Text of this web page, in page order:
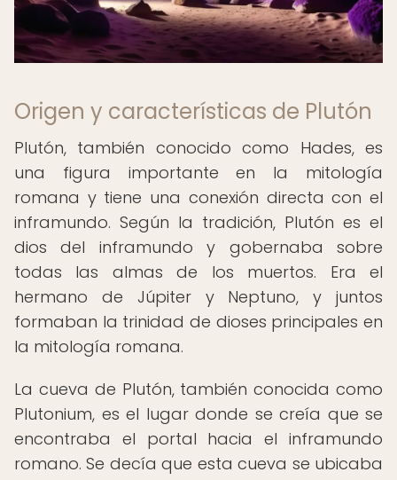
Origen y características de Plutón
Plutón, también conocido como Hades, es
una figura importante en la mitología
romana y tiene una conexión directa con el
inframundo. Según la tradición, Plutón es el
dios del inframundo y gobernaba sobre
todas las almas de los muertos. Era el
hermano de Júpiter y Neptuno, y juntos
formaban la trinidad de dioses principales en
la mitología romana.
La cueva de Plutón, también conocida como
Plutonium, es el lugar donde se creía que se
encontraba el portal hacia el inframundo
romano. Se decía que esta cueva se ubicaba